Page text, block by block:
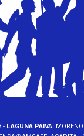
- LAGUNA PAIVA: